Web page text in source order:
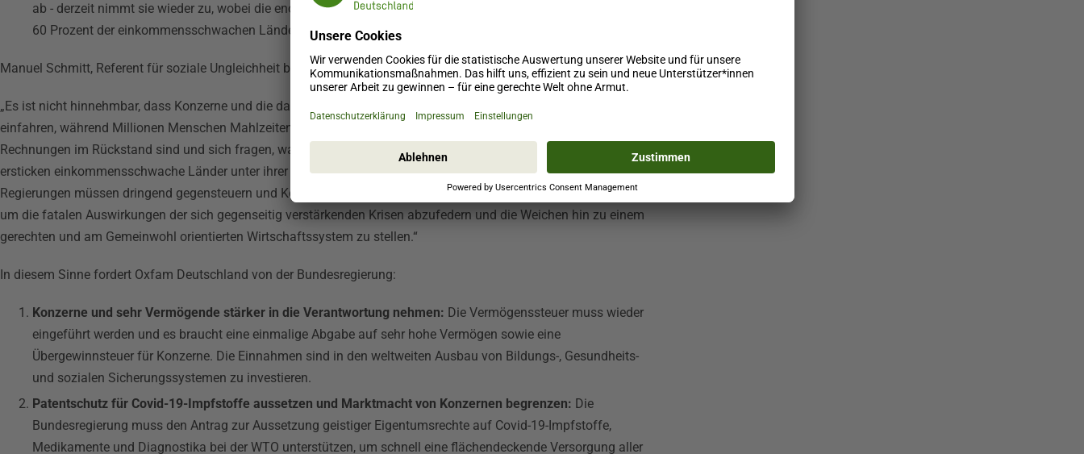
ab - derzeit nimmt sie wieder zu, wobei die enorme Auslandsverschuldung die Erholung vieler Länder behindert.
60 Prozent der einkommensschwachen Länder stehen am Rande der Zahlungsunfähigkeit ihrer Schulden.
Manuel Schmitt, Referent für soziale Ungleichheit bei Oxfam Deutschland, kommentiert:
„Es ist nicht hinnehmbar, dass Konzerne und die dahinter stehenden Milliardärinnen und Milliardäre Rekordgewinne
einfahren, während Millionen Menschen Mahlzeiten ausfallen lassen müssen, die Heizung abdrehen, mit ihren
Rechnungen im Rückstand sind und sich fragen, was sie als Nächstes tun können, um zu überleben. Derzeit
ersticken einkommensschwache Länder unter ihrer Schuldenlast, und weltweit explodieren Ungleichheit und Armut.
Regierungen müssen dringend gegensteuern und Konzerne und Superreiche in die gesellschaftliche Pflicht nehmen,
um die fatalen Auswirkungen der sich gegenseitig verstärkenden Krisen abzufedern und die Weichen hin zu einem
gerechten und am Gemeinwohl orientierten Wirtschaftssystem zu stellen.“
In diesem Sinne fordert Oxfam Deutschland von der Bundesregierung:
Konzerne und sehr Vermögende stärker in die Verantwortung nehmen: Die Vermögenssteuer muss wieder
eingeführt werden und es braucht eine einmalige Abgabe auf sehr hohe Vermögen sowie eine
Übergewinnsteuer für Konzerne. Die Einnahmen sind in den weltweiten Ausbau von Bildungs-, Gesundheits-
und sozialen Sicherungssystemen zu investieren.
Patentschutz für Covid-19-Impfstoffe aussetzen und Marktmacht von Konzernen begrenzen: Die
Bundesregierung muss den Antrag zur Aussetzung geistiger Eigentumsrechte auf Covid-19-Impfstoffe,
Medikamente und Diagnostika bei der WTO unterstützen, um schnell eine flächendeckende Versorgung aller